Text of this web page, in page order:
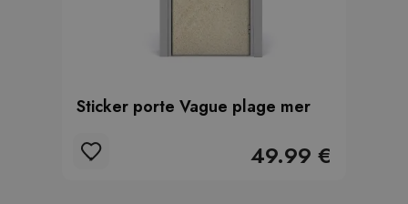
Sticker porte Vague plage mer
49.99 €